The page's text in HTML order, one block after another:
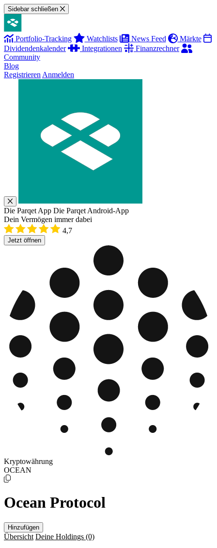
Sidebar schließen
Portfolio-Tracking Watchlists News Feed
Märkte
Dividendenkalender
Integrationen
Finanzrechner
Community
Blog
Registrieren Anmelden
Die Parqet App Die Parqet Android-App
Dein Vermögen immer dabei
4,7
Jetzt öffnen
Kryptowährung
OCEAN
Ocean Protocol
Hinzufügen
Übersicht Deine Holdings (0)